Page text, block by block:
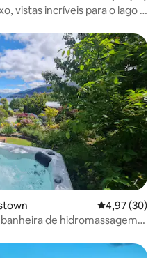
vistas incríveis para o lago +
4,97 de uma
4,97 (30)
de hidromassagem,